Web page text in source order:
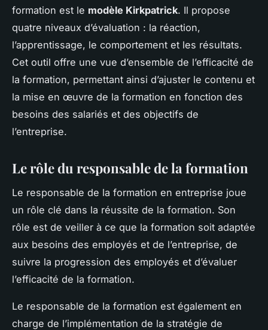
formation est le modèle Kirkpatrick. Il propose
quatre niveaux d’évaluation : la réaction,
l’apprentissage, le comportement et les résultats.
Cet outil offre une vue d’ensemble de l’efficacité de
la formation, permettant ainsi d’ajuster le contenu et
la mise en œuvre de la formation en fonction des
besoins des salariés et des objectifs de
l’entreprise.
Le rôle du responsable de la formation
Le responsable de la formation en entreprise joue
un rôle clé dans la réussite de la formation. Son
rôle est de veiller à ce que la formation soit adaptée
aux besoins des employés et de l’entreprise, de
suivre la progression des employés et d’évaluer
l’efficacité de la formation.
Le responsable de la formation est également en
charge de l’implémentation de la stratégie de